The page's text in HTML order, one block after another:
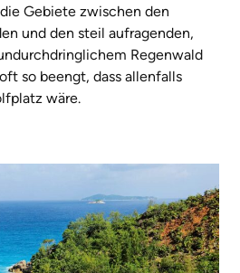
Gebiete zwischen den
und den steil aufragenden,
Regenwald
so beengt, dass allenfalls
wäre.